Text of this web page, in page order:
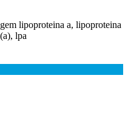
lipoproteina a, lipoproteina
lpa